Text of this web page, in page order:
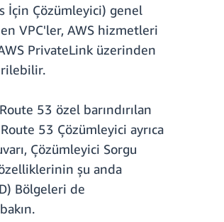
İçin Çözümleyici) genel
VPC'ler, AWS hizmetleri
PrivateLink üzerinden
53 özel barındırılan
53 Çözümleyici ayrıca
Çözümleyici Sorgu
şu anda
Bölgeleri de
bakın.